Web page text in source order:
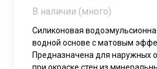
В наличии (много)
Силиконовая
водной основе с матовым
Предназначена для наружных
при окраске стен из